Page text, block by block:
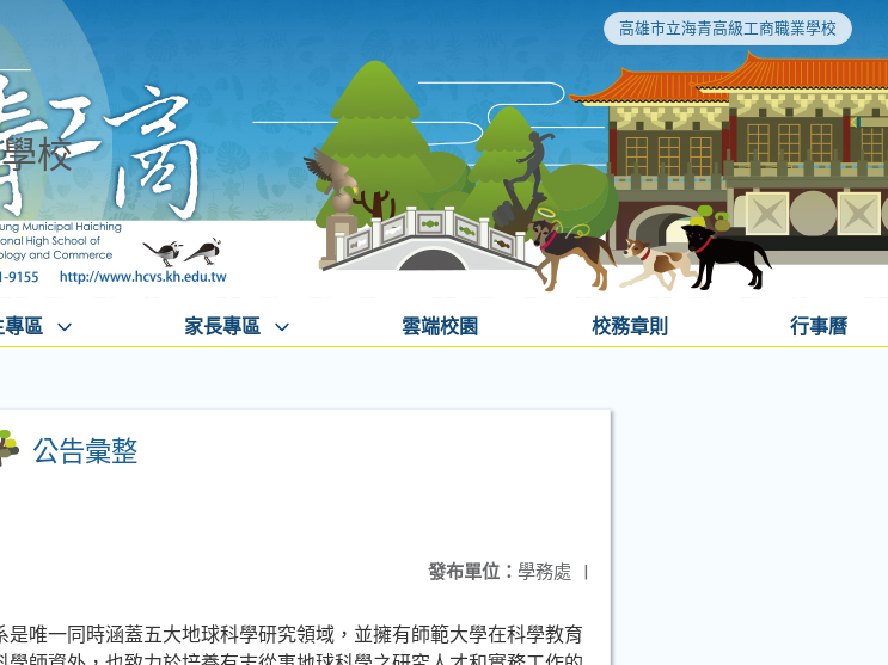
高雄市立海青高級工商職業學校
校
專區 家長專區 雲端校園 校務章則 行事曆
公告彙整
發布單位： 學務處 |
唯一同時涵蓋五大地球科學研究領域，並擁有師範大學在科學教育